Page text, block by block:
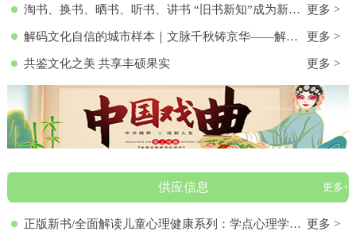
淘书、换书、晒书、听书、讲书 “旧书新知”成为新文化时尚 更多 >
解码文化自信的城市样本｜文脉千秋铸京华——解码首都北京的文化自信样本 更多 >
共鉴文化之美 共享丰硕果实 更多 >
供应信息 更多+
正版新书/全面解读儿童心理健康系列：学点心理学9787572136313 正版新书/全面解读儿童心理健康系列：学点心理学 更多 >